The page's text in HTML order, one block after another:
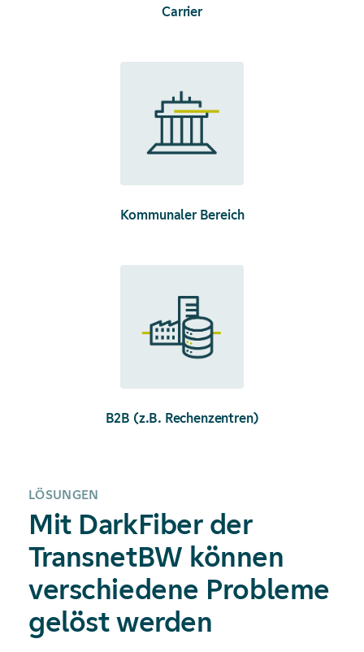
Carrier
Kommunaler Bereich
B2B (z.B. Rechenzentren)
LÖSUNGEN
Mit DarkFiber der
TransnetBW können
verschiedene Probleme
gelöst werden